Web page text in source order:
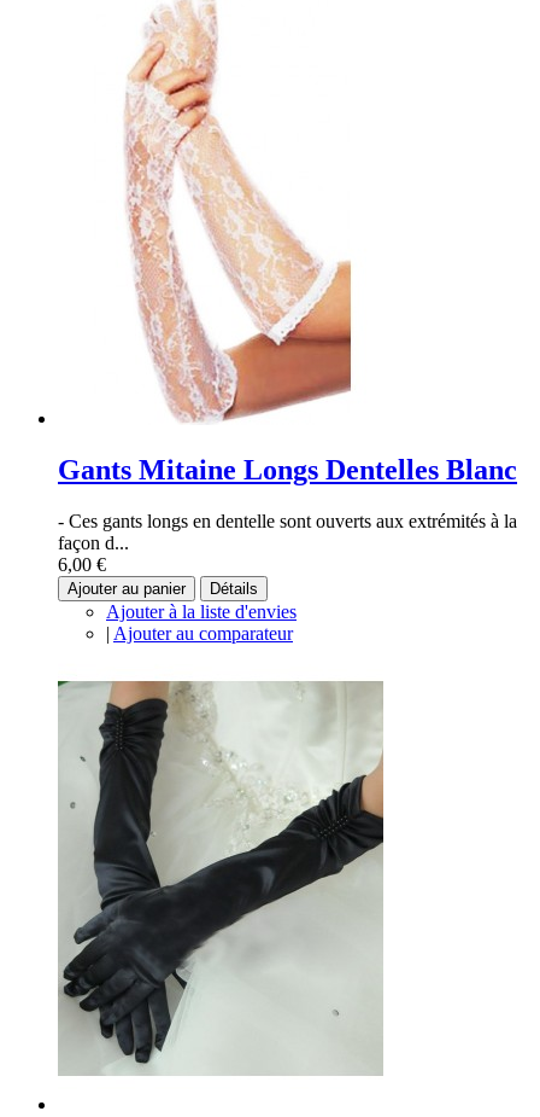
Gants Mitaine Longs Dentelles Blanc
- Ces gants longs en dentelle sont ouverts aux extrémités à la
façon d...
6,00 €
Ajouter au panier Détails
Ajouter à la liste d'envies
| Ajouter au comparateur